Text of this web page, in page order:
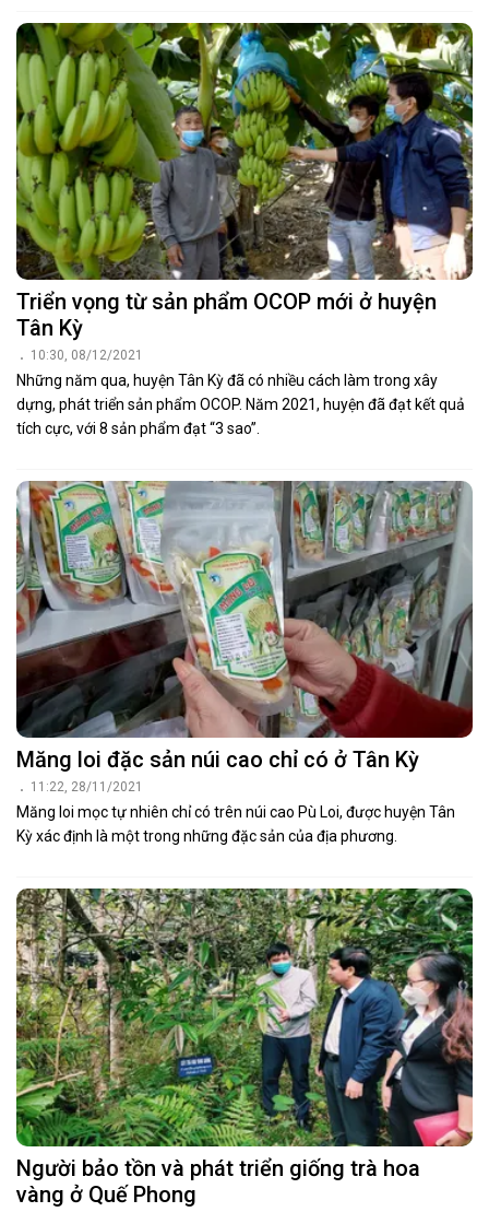
Triển vọng từ sản phẩm OCOP mới ở huyện
Tân Kỳ
10:30, 08/12/2021
Những năm qua, huyện Tân Kỳ đã có nhiều cách làm trong xây
dựng, phát triển sản phẩm OCOP. Năm 2021, huyện đã đạt kết quả
tích cực, với 8 sản phẩm đạt “3 sao”.
Măng loi đặc sản núi cao chỉ có ở Tân Kỳ
11:22, 28/11/2021
Măng loi mọc tự nhiên chỉ có trên núi cao Pù Loi, được huyện Tân
Kỳ xác định là một trong những đặc sản của địa phương.
Người bảo tồn và phát triển giống trà hoa
vàng ở Quế Phong